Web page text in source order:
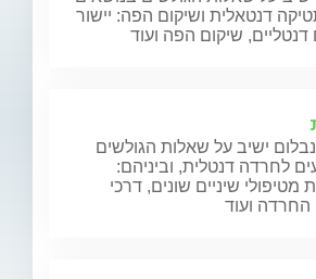
דנטאלית ושיקום הפה: יישור
דנטליים, שיקום הפה ועוד
ישיב על שאלות הגולשים
לחרדה דנטלית, וביניהם:
שיניים שונים, דרכי
ועוד